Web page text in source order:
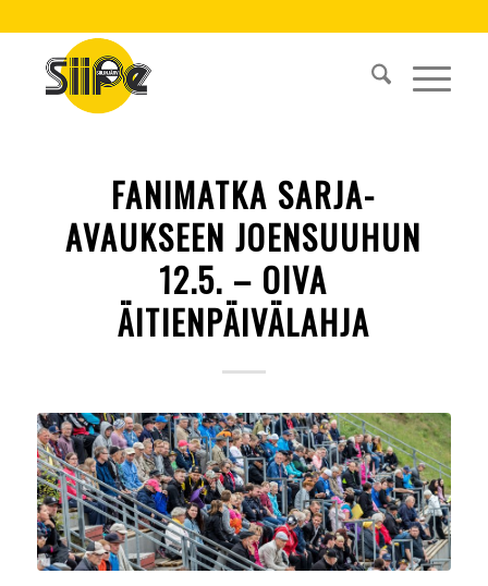
FANIMATKA SARJA-
AVAUKSEEN JOENSUUHUN
12.5. – OIVA
ÄITIENPÄIVÄLAHJA